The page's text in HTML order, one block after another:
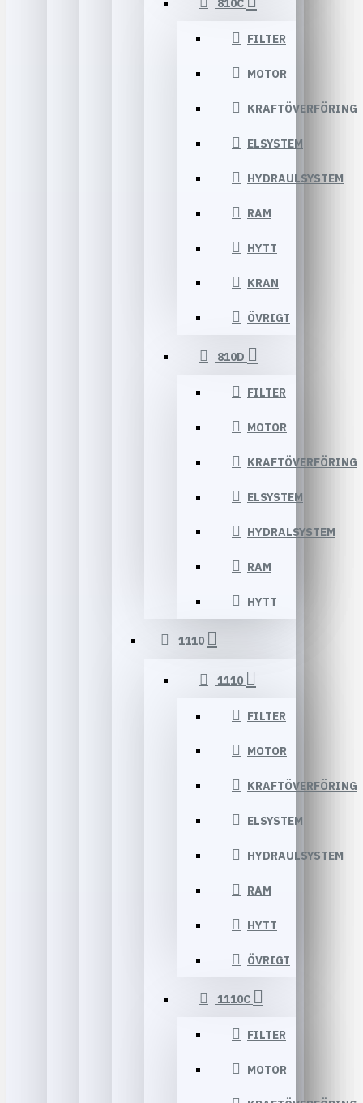
810C
FILTER
MOTOR
KRAFTÖVERFÖRING
ELSYSTEM
HYDRAULSYSTEM
RAM
HYTT
KRAN
ÖVRIGT
810D
FILTER
MOTOR
KRAFTÖVERFÖRING
ELSYSTEM
HYDRALSYSTEM
RAM
HYTT
1110
1110
FILTER
MOTOR
KRAFTÖVERFÖRING
ELSYSTEM
HYDRAULSYSTEM
RAM
HYTT
ÖVRIGT
1110C
FILTER
MOTOR